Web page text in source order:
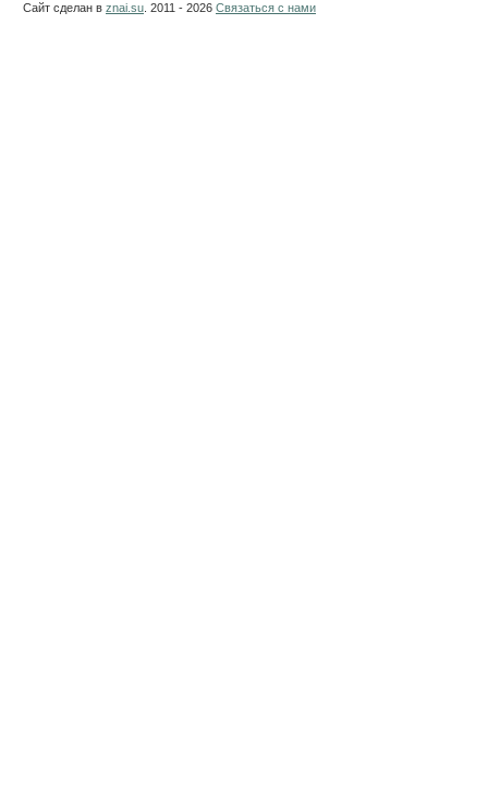
Сайт сделан в znai.su . 2011 - 2026 Связаться с нами